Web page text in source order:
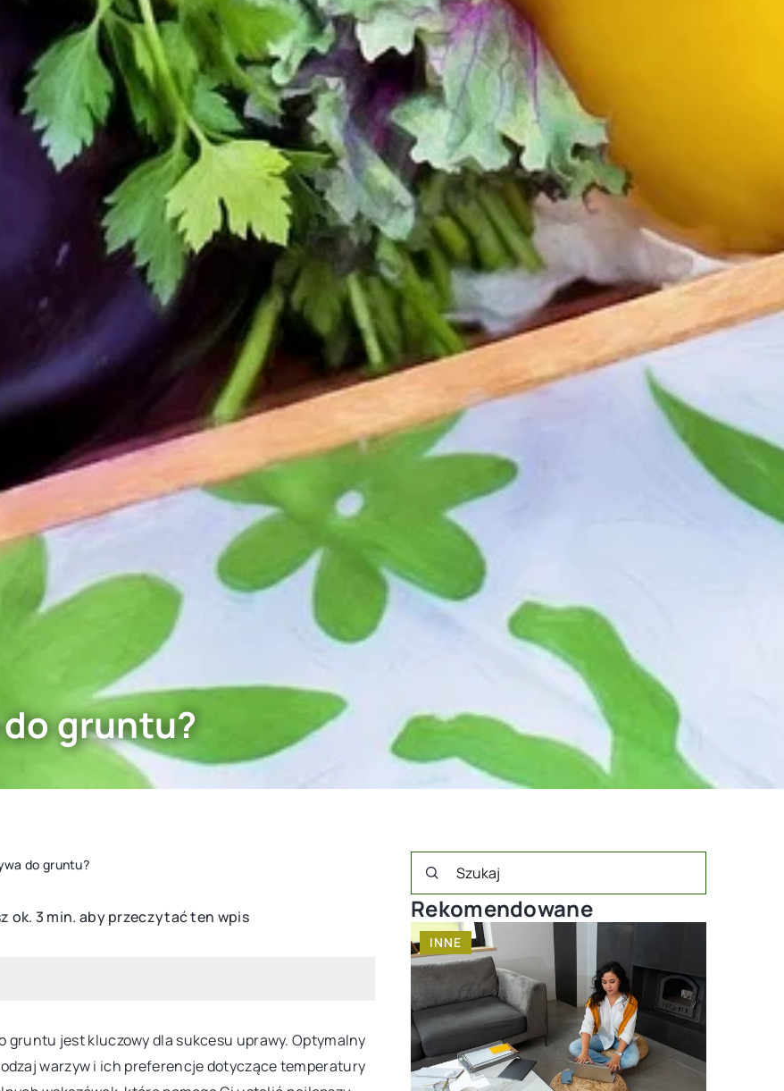
gruntu?
do gruntu?
ok. 3 min. aby przeczytać ten wpis
gruntu jest kluczowy dla sukcesu uprawy. Optymalny
warzyw i ich preferencje dotyczące temperatury
Rekomendowane
INNE